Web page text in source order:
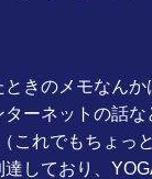
きのメモなんか
ーネットの話
これでもちょっ
しており、